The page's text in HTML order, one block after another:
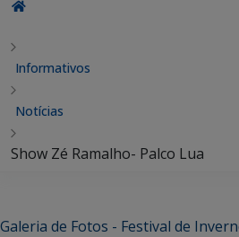
Informativos
Notícias
Show Zé Ramalho- Palco Lua
Galeria de Fotos - Festival de